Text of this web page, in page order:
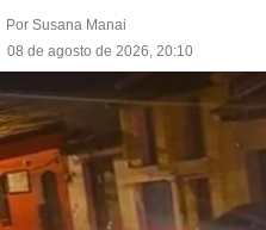
Por Susana Manai
08 de agosto de 2026, 20:10